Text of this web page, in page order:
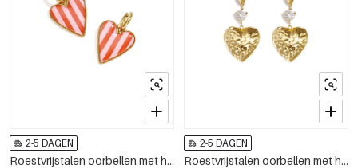
2-5 DAGEN
Roestvrijstalen oorbellen met hanger in hartvorm, eenvoudige dagelijkse serie, damessieraden
2-5 DAGEN
Roestvrijstalen oorbellen met hartjes, Daily Simple serie, damessieraden